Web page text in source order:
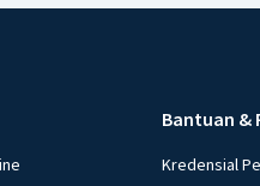
Nanda R
07 Oktober
Bantuan &
Kredensial